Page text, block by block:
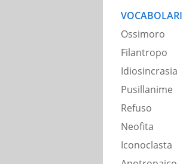
Ossimoro
Filantropo
Idiosincrasia
Pusillanime
Refuso
Neofita
Iconoclasta